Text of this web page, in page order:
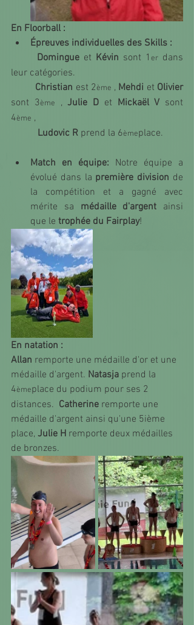
En Floorball :
Épreuves individuelles des Skills :
Domingue et Kévin sont 1 er dans
leur catégories.
Christian est 2ème , Mehdi et
Olivier
sont 3ème , Julie D et Mickaël V sont
4ème ,
Ludovic R prend la 6èmeplace.
Match en équipe: Notre équipe a
évolué dans la première division de
la compétition et a gagné avec
mérite sa médaille d'argent ainsi
que le trophée du Fairplay!
En natation :
Allan remporte une médaille d'or et une
médaille d'argent. Natasja prend la
4èmeplace du podium pour ses 2
distances. Catherine remporte une
médaille d'argent ainsi qu'une 5ième
place, Julie H remporte deux médailles
de bronzes.